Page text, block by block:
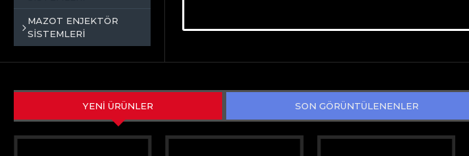
MAZOT ENJEKTÖR
SİSTEMLERİ
YENİ ÜRÜNLER SON GÖRÜNTÜLENENLER